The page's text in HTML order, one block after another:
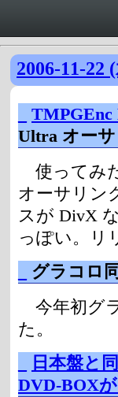
2006-11-22
TMPGEnc
Ultra オー
使ってみ
オーサリン
スが DivX
っぽい。リ
グラコロ
今年初グ
た。
日本盤と
DVD-BOX